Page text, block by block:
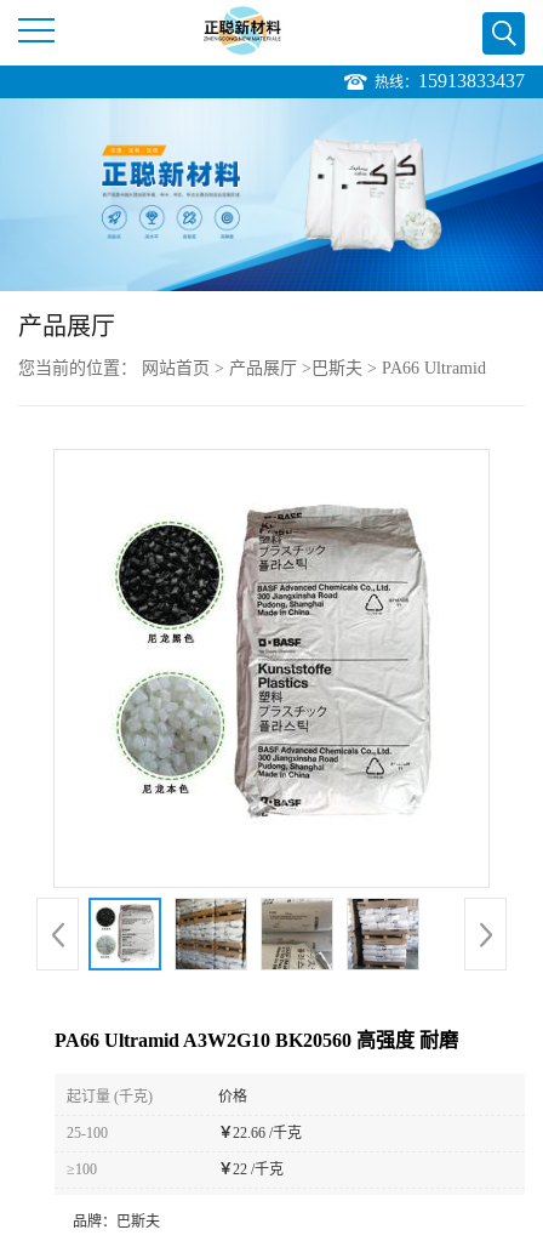
公
品
展
热线： 15913833437
产品展厅
您当前的位置： 网站首页 > 产品展厅 > 巴斯夫 > PA66 Ultramid
PA66 Ultramid A3W2G10 BK20560 高强度 耐磨
起订量 (千克) 价格
25-100 ￥22.66 /千克
≥100 ￥22 /千克
品牌：
巴斯夫